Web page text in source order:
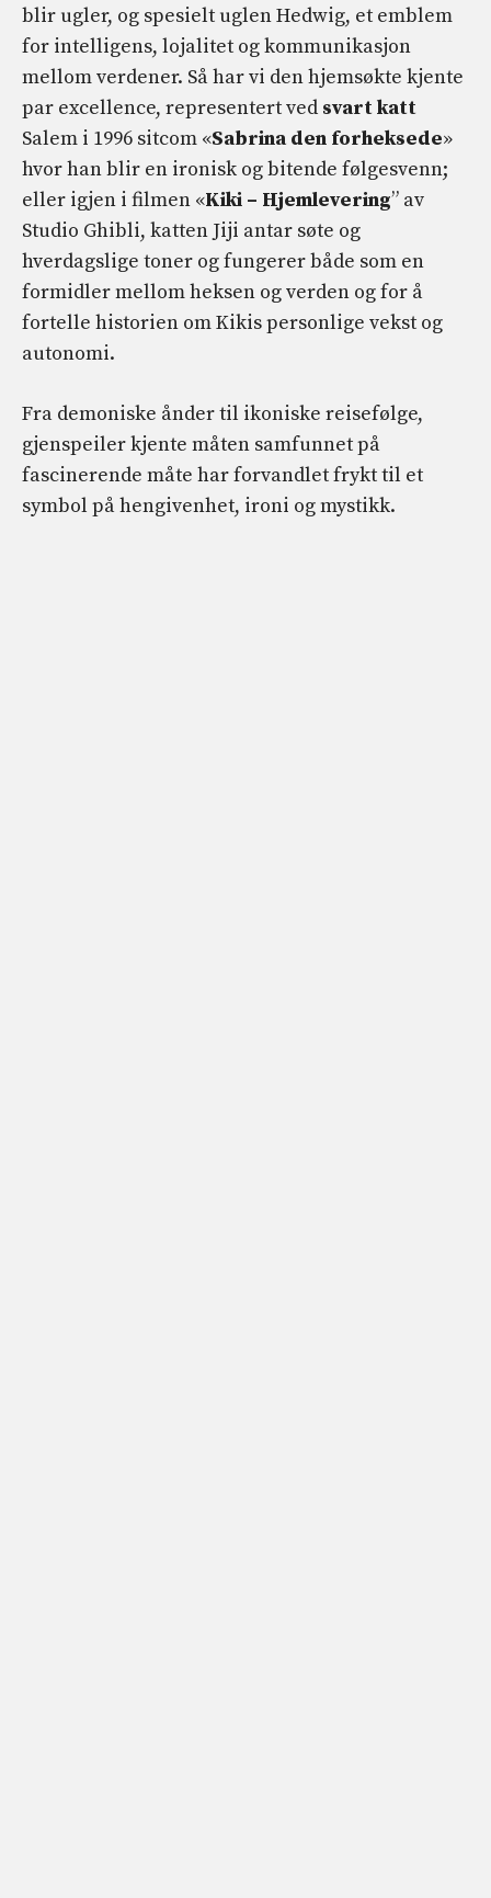
blir ugler, og spesielt uglen Hedwig, et emblem
for intelligens, lojalitet og kommunikasjon
mellom verdener. Så har vi den hjemsøkte kjente
par excellence, representert ved svart katt
Salem i 1996 sitcom «Sabrina den forheksede»
hvor han blir en ironisk og bitende følgesvenn;
eller igjen i filmen «Kiki – Hjemlevering” av
Studio Ghibli, katten Jiji antar søte og
hverdagslige toner og fungerer både som en
formidler mellom heksen og verden og for å
fortelle historien om Kikis personlige vekst og
autonomi.
Fra demoniske ånder til ikoniske reisefølge,
gjenspeiler kjente måten samfunnet på
fascinerende måte har forvandlet frykt til et
symbol på hengivenhet, ironi og mystikk.